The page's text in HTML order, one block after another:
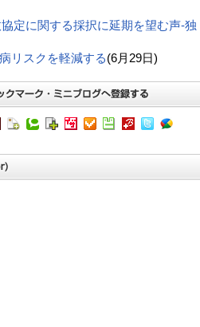
協定に関する採択に延期を望む声-独
リスクを軽減する(6月29日)